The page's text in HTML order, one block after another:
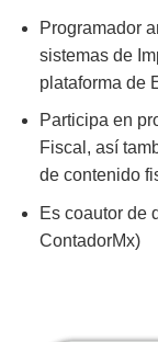
Programador
sistemas de
plataforma de
Participa en
Fiscal, así
de contenido
Es coautor de
ContadorMx)